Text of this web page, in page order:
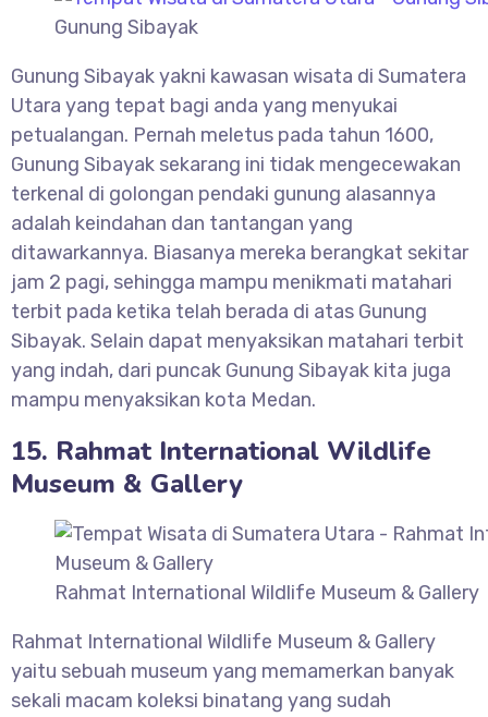
Gunung Sibayak
Gunung Sibayak yakni kawasan wisata di Sumatera
Utara yang tepat bagi anda yang menyukai
petualangan. Pernah meletus pada tahun 1600,
Gunung Sibayak sekarang ini tidak mengecewakan
terkenal di golongan pendaki gunung alasannya
adalah keindahan dan tantangan yang
ditawarkannya. Biasanya mereka berangkat sekitar
jam 2 pagi, sehingga mampu menikmati matahari
terbit pada ketika telah berada di atas Gunung
Sibayak. Selain dapat menyaksikan matahari terbit
yang indah, dari puncak Gunung Sibayak kita juga
mampu menyaksikan kota Medan.
15. Rahmat International Wildlife
Museum & Gallery
Rahmat International Wildlife Museum & Gallery
Rahmat International Wildlife Museum & Gallery
yaitu sebuah museum yang memamerkan banyak
sekali macam koleksi binatang yang sudah